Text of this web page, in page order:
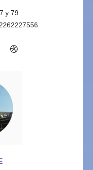
y 79